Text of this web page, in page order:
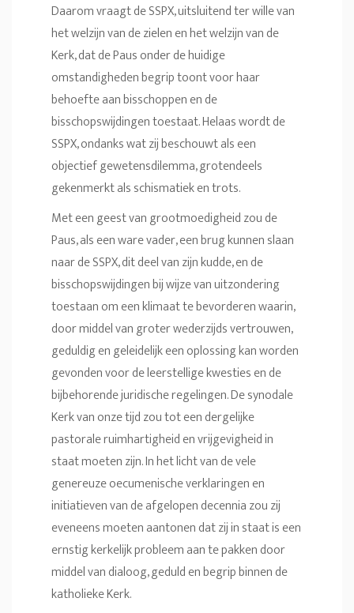
Daarom vraagt de SSPX, uitsluitend ter wille van
het welzijn van de zielen en het welzijn van de
Kerk, dat de Paus onder de huidige
omstandigheden begrip toont voor haar
behoefte aan bisschoppen en de
bisschopswijdingen toestaat. Helaas wordt de
SSPX, ondanks wat zij beschouwt als een
objectief gewetensdilemma, grotendeels
gekenmerkt als schismatiek en trots.
Met een geest van grootmoedigheid zou de
Paus, als een ware vader, een brug kunnen slaan
naar de SSPX, dit deel van zijn kudde, en de
bisschopswijdingen bij wijze van uitzondering
toestaan om een klimaat te bevorderen waarin,
door middel van groter wederzijds vertrouwen,
geduldig en geleidelijk een oplossing kan worden
gevonden voor de leerstellige kwesties en de
bijbehorende juridische regelingen. De synodale
Kerk van onze tijd zou tot een dergelijke
pastorale ruimhartigheid en vrijgevigheid in
staat moeten zijn. In het licht van de vele
genereuze oecumenische verklaringen en
initiatieven van de afgelopen decennia zou zij
eveneens moeten aantonen dat zij in staat is een
ernstig kerkelijk probleem aan te pakken door
middel van dialoog, geduld en begrip binnen de
katholieke Kerk.